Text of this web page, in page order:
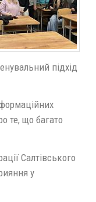
підхід
те, що багато
Салтівського
у